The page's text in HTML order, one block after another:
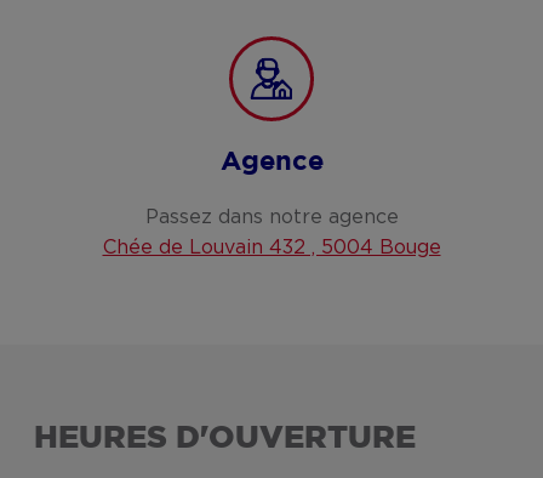
Agence
Passez dans notre agence
Chée de Louvain 432 , 5004 Bouge
HEURES D'OUVERTURE